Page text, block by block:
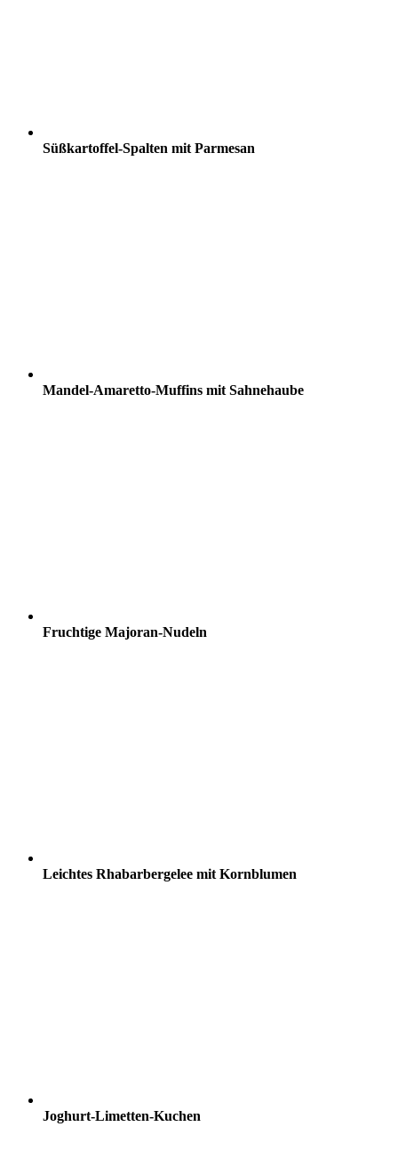
Süßkartoffel-Spalten mit Parmesan
Mandel-Amaretto-Muffins mit Sahnehaube
Fruchtige Majoran-Nudeln
Leichtes Rhabarbergelee mit Kornblumen
Joghurt-Limetten-Kuchen